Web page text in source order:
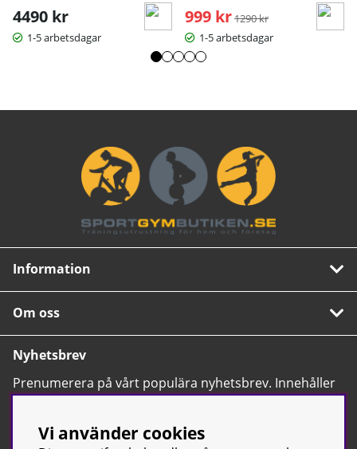
4490 kr
1-5 arbetsdagar
999 kr Ordinarie pris:
1290 kr
1-5 arbetsdagar
Information
Om oss
Nyhetsbrev
Prenumerera på vårt populära nyhetsbrev. Innehåller
tips, nyheter och våra allra bästa erbjudanden.
Vi använder cookies